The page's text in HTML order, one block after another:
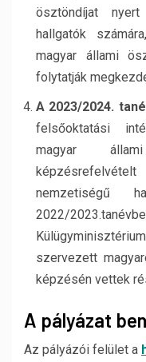
ösztöndíjat
hallgatók
magyar állami
folytatják
A 2023/2024.
felsőoktatási
magyar
nemzetiségű
2022/
szervezett
képzésén vettek
A pályázat
Az pályázói felület a